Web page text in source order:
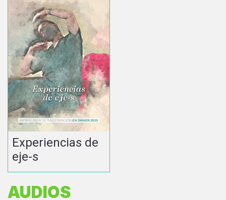
Experiencias de
eje-s
AUDIOS